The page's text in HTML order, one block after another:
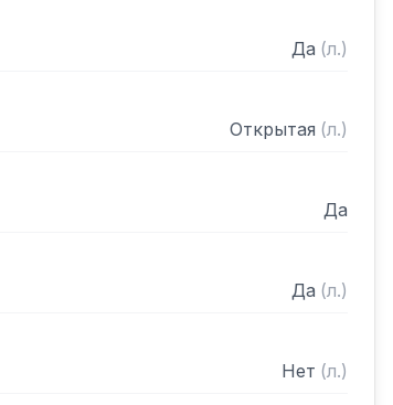
Да (л.)
Открытая (л.)
Да
Да (л.)
Нет (л.)